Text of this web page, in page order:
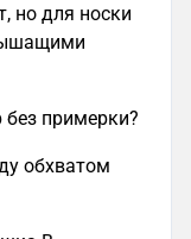
но для носки
примерки?
обхватом